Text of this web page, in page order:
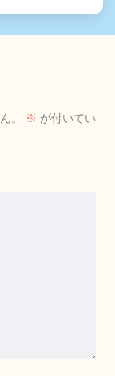
。 ※ が付いてい